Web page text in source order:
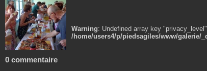
Warning: Undefined array key
/home/users4/p/piedsagiles/www/galerie/
0 commentaire